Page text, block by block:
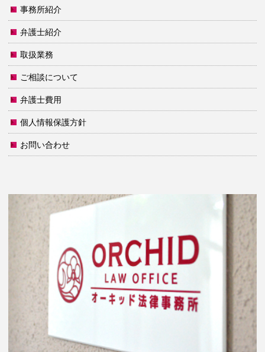
事務所紹介
弁護士紹介
取扱業務
ご相談について
弁護士費用
個人情報保護方針
お問い合わせ